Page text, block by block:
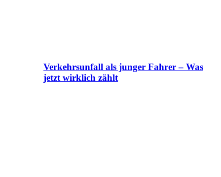
Verkehrsunfall als junger Fahrer – Was
jetzt wirklich zählt